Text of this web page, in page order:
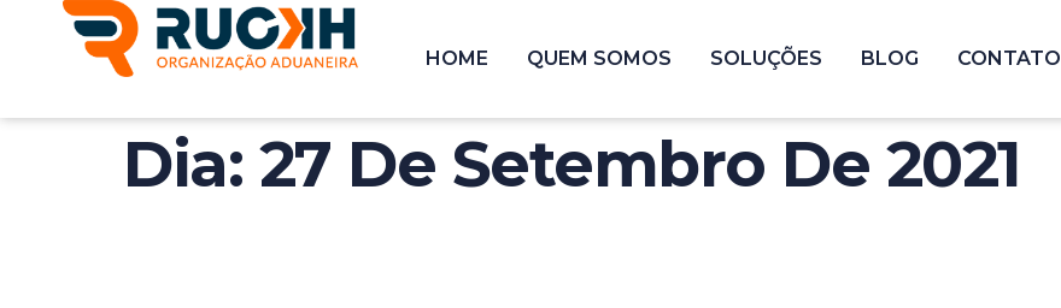
HOME QUEM SOMOS SOLUÇÕES BLOG CONTATO
Dia: 27 De Setembro De 2021